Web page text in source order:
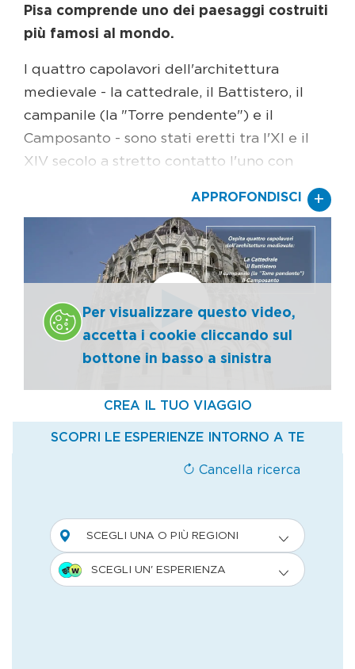
Pisa comprende uno dei paesaggi costruiti
più famosi al mondo.
I quattro capolavori dell'architettura
medievale - la cattedrale, il Battistero, il
campanile (la "Torre pendente") e il
Camposanto - sono stati eretti tra l'XI e il
XIV secolo a stretto contatto l'uno con
caratterizza il sito, derivante
dall'interazione tra marmi e mosaici, dal
ripetuto accostamento di pareti nude e
loggiati, frontoni triangolari e pesanti
cupole con l'effetto complessivo
amplificato dall'inclinazione mozzafiato del
contiene opere d'arte che testimoniano lo
spirito creativo del XIV secolo. I suoi
monumenti riflettono una tappa talmente
decisiva nella storia dell'architettura
Pisano. Il Camposanto e il suo ciclo di
affreschi, con la loro specifica tipologia e
funzione, costituiscono un eccezionale
APPROFONDISCI +
Per visualizzare questo video,
accetta i cookie cliccando sul
bottone in basso a sinistra